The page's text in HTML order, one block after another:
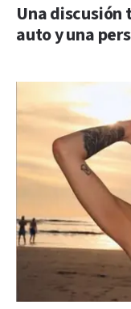
Una discusión
auto y una